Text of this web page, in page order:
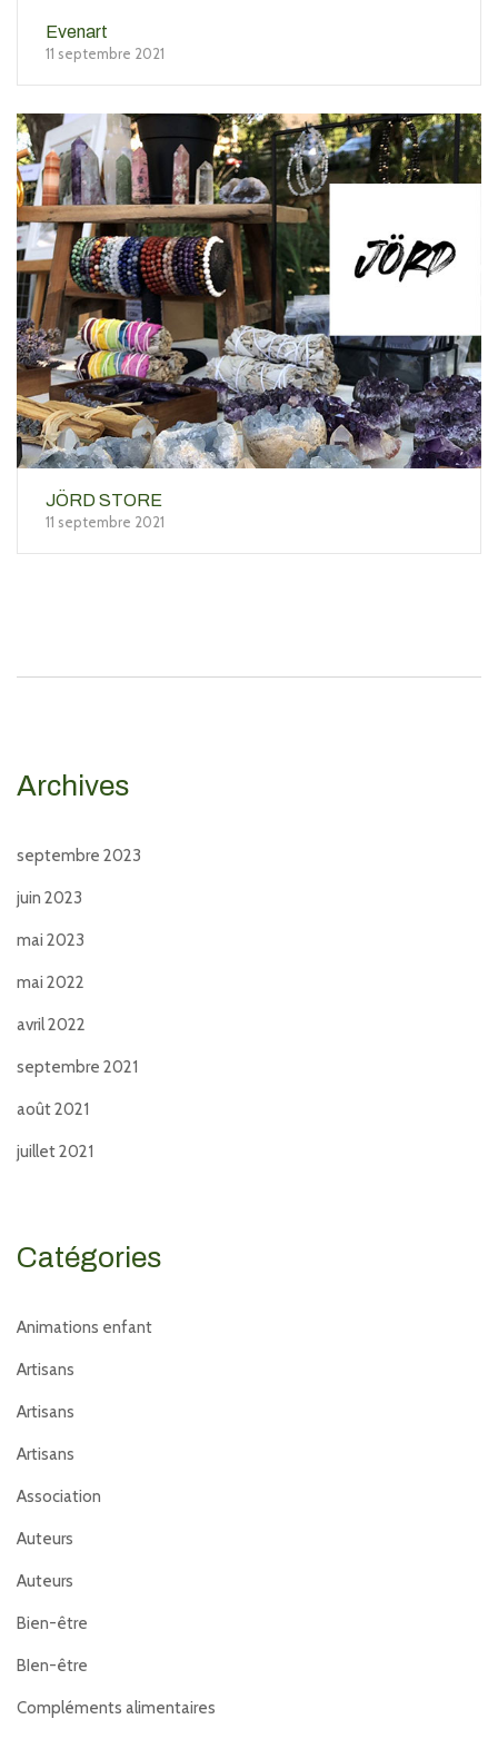
Evenart
11 septembre 2021
JÖRD STORE
11 septembre 2021
Archives
septembre 2023
juin 2023
mai 2023
mai 2022
avril 2022
septembre 2021
août 2021
juillet 2021
Catégories
Animations enfant
Artisans
Artisans
Artisans
Association
Auteurs
Auteurs
Bien-être
BIen-être
Compléments alimentaires